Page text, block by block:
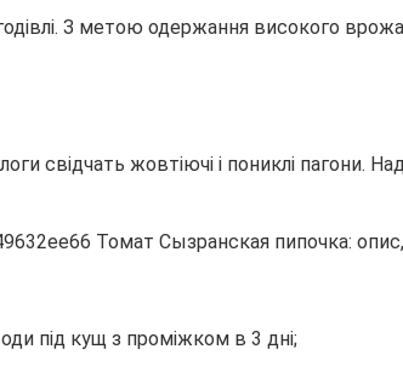
З метою одержання високого
свідчать жовтіючі і пониклі пагони.
під кущ з проміжком в 3 дні;